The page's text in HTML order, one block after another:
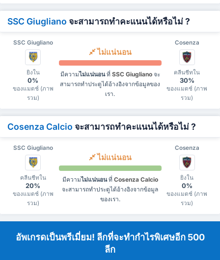
SSC Giugliano จะสามารถทำคะแนนได้หรือไม่ ?
SSC Giugliano Cosenza
ยิงใน
0%
ของแมตช์ (ภาพ
รวม)
ไม่แน่นอน
มีความไม่แน่นอนที่ SSC Giuglianoจะ
สามารถทำประตูได้อ้างอิงจากข้อมูลของ
เรา.
คลีนชีทใน
30%
ของแมตช์ (ภาพ
รวม)
Cosenza Calcio จะสามารถทำคะแนนได้หรือไม่ ?
SSC Giugliano Cosenza
คลีนชีทใน
20%
ของแมตช์ (ภาพ
รวม)
ไม่แน่นอน
มีความไม่แน่นอนที่ Cosenza Calcio
จะสามารถทำประตูได้อ้างอิงจากข้อมูล
ของเรา.
ยิงใน
0%
ของแมตช์ (ภาพ
รวม)
อัพเกรดเป็นพรีเมี่ยม! ลีกที่จะทำกำไรพิเศษอีก 500
ลีก